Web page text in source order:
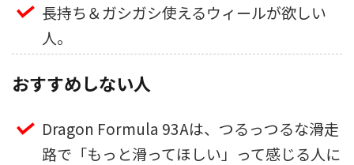
長持ち＆ガシガシ使えるウィールが欲しい
人。
おすすめしない人
Dragon Formula 93Aは、つるっつるな滑走
路で「もっと滑ってほしい」って感じる人に